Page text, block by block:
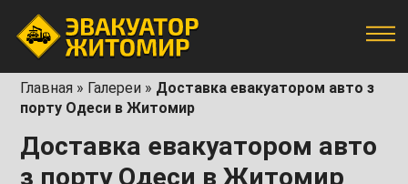
Главная » Галереи » Доставка евакуатором авто з
порту Одеси в Житомир
Доставка евакуатором авто
з порту Одеси в Житомир